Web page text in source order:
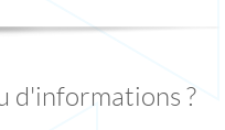
d'informations ?